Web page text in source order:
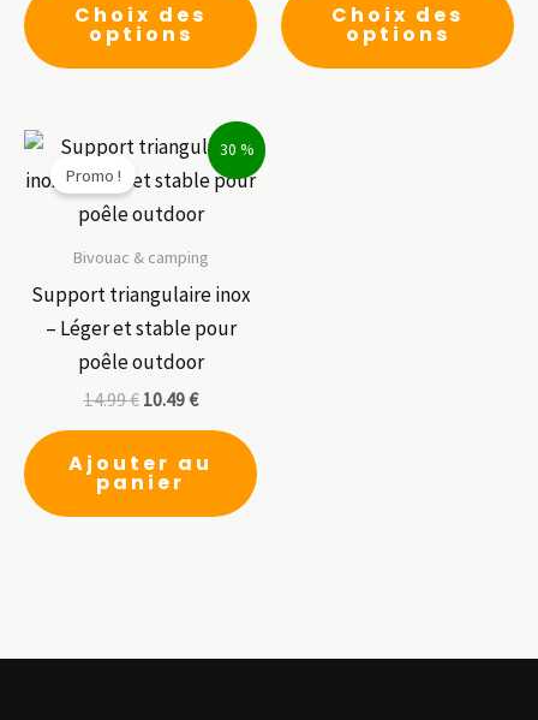
Choix des
options
produit
variations.
Les
produit
Choix des
options
30 %
Promo !
Bivouac & camping
Support triangulaire inox
– Léger et stable pour
poêle outdoor
14.99€ 10.49€
Ajouter au
panier